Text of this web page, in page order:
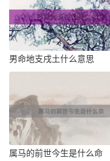
男命地支戌土什么意思
属马的前世今生是什么命